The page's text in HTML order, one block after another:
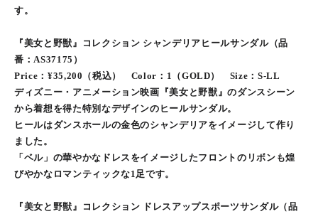
す。
『美女と野獣』コレクション シャンデリアヒールサンダル（品
番：AS37175）
Price：¥35,200（税込） Color：1（GOLD） Size：S-LL
ディズニー・アニメーション映画『美女と野獣』のダンスシーン
から着想を得た特別なデザインのヒールサンダル。
ヒールはダンスホールの金色のシャンデリアをイメージして作り
ました。
「ベル」の華やかなドレスをイメージしたフロントのリボンも煌
びやかなロマンティックな1足です。
『美女と野獣』コレクション ドレスアップスポーツサンダル（品